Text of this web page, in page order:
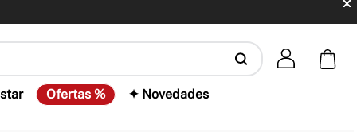
Ofertas % ✦ Novedades